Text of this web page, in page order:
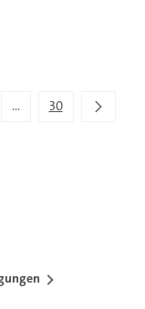
TAB-Taste.
...
Zwischenseiten
30